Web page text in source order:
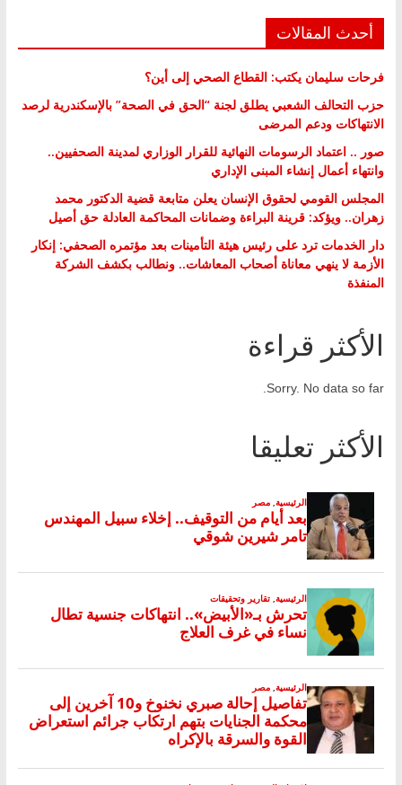
أحدث المقالات
فرحات سليمان يكتب: القطاع الصحي إلى أين؟
حزب التحالف الشعبي يطلق لجنة “الحق في الصحة” بالإسكندرية لرصد
الانتهاكات ودعم المرضى
صور .. اعتماد الرسومات النهائية للقرار الوزاري لمدينة الصحفيين..
وانتهاء أعمال إنشاء المبنى الإداري
المجلس القومي لحقوق الإنسان يعلن متابعة قضية الدكتور محمد
زهران.. ويؤكد: قرينة البراءة وضمانات المحاكمة العادلة حق أصيل
دار الخدمات ترد على رئيس هيئة التأمينات بعد مؤتمره الصحفي: إنكار
الأزمة لا ينهي معاناة أصحاب المعاشات.. ونطالب بكشف الشركة
المنفذة
الأكثر قراءة
Sorry. No data so far.
الأكثر تعليقا